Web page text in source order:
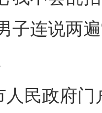
子连说两
政府门